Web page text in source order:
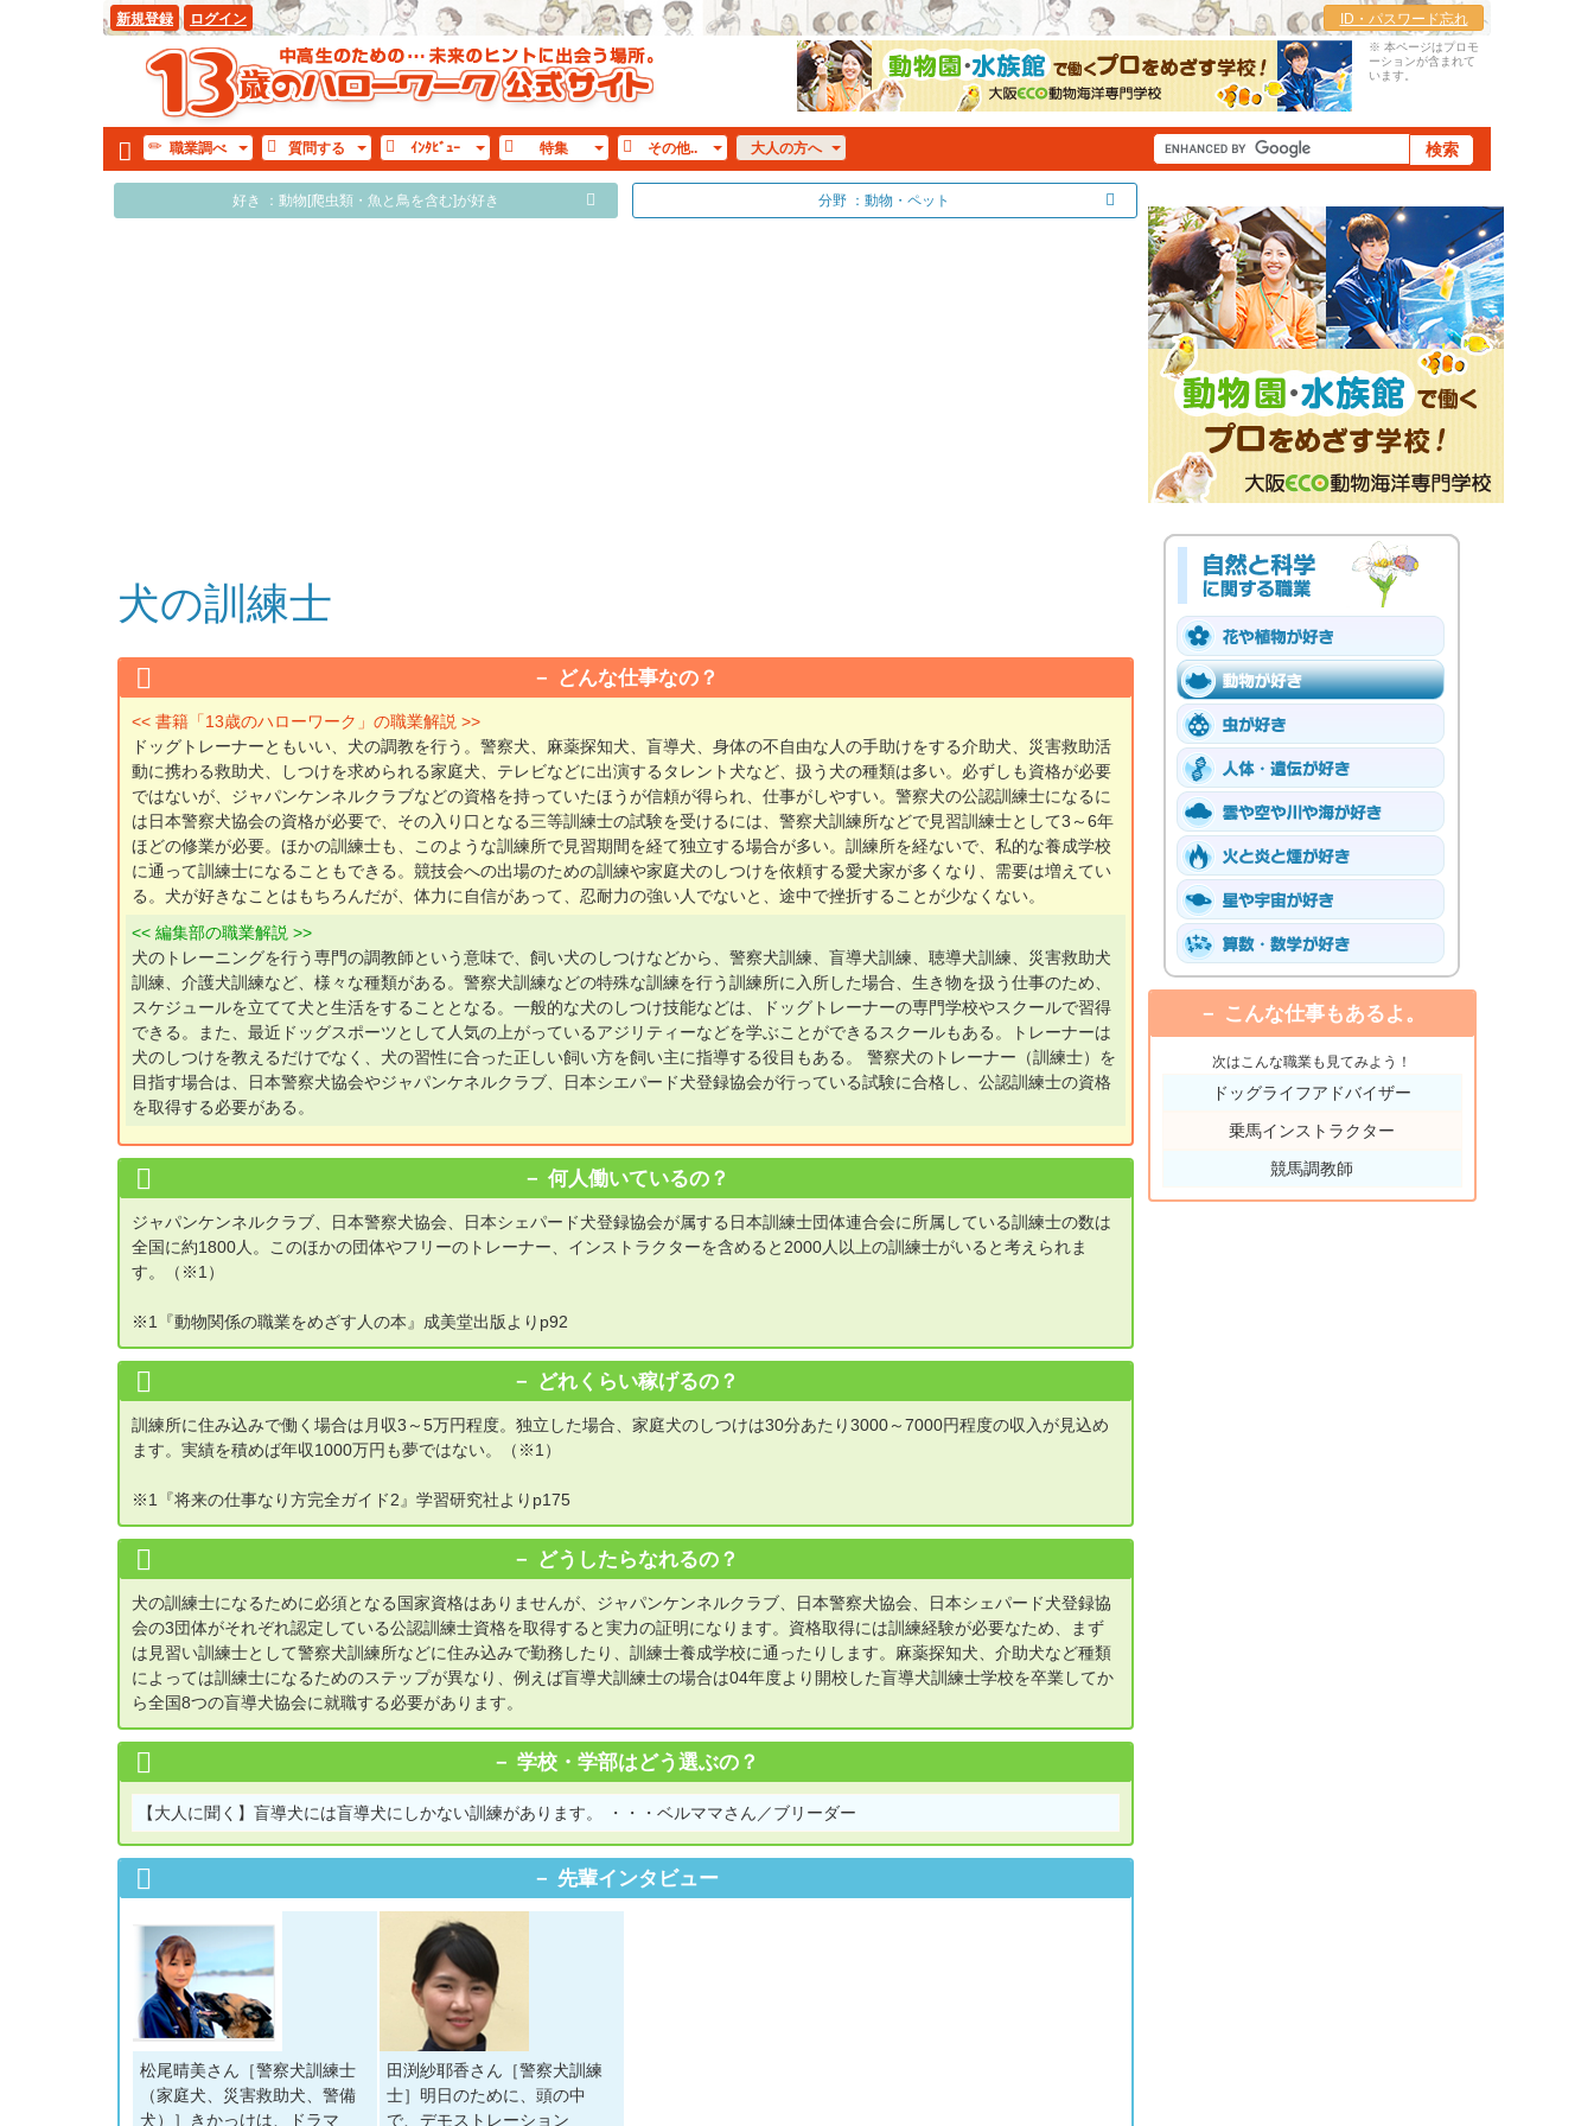
新規登録 ログイン ID・パスワード忘れ
※ 本ページはプロモ
ーションが含まれて
います。
職業調べ 質問する ｲﾝﾀﾋﾞｭｰ 特集 その他.. 大人の方へ
好き ：動物[爬虫類・魚と鳥を含む]が好き 分野 ：動物・ペット
犬の訓練士
どんな仕事なの？
<< 書籍「13歳のハローワーク」の職業解説 >>
ドッグトレーナーともいい、犬の調教を行う。警察犬、麻薬探知犬、盲導犬、身体の不自由な人の手助けをする介助犬、災害救助活
動に携わる救助犬、しつけを求められる家庭犬、テレビなどに出演するタレント犬など、扱う犬の種類は多い。必ずしも資格が必要
ではないが、ジャパンケンネルクラブなどの資格を持っていたほうが信頼が得られ、仕事がしやすい。警察犬の公認訓練士になるに
は日本警察犬協会の資格が必要で、その入り口となる三等訓練士の試験を受けるには、警察犬訓練所などで見習訓練士として3～6年
ほどの修業が必要。ほかの訓練士も、このような訓練所で見習期間を経て独立する場合が多い。訓練所を経ないで、私的な養成学校
に通って訓練士になることもできる。競技会への出場のための訓練や家庭犬のしつけを依頼する愛犬家が多くなり、需要は増えてい
る。犬が好きなことはもちろんだが、体力に自信があって、忍耐力の強い人でないと、途中で挫折することが少なくない。
<< 編集部の職業解説 >>
犬のトレーニングを行う専門の調教師という意味で、飼い犬のしつけなどから、警察犬訓練、盲導犬訓練、聴導犬訓練、災害救助犬
訓練、介護犬訓練など、様々な種類がある。警察犬訓練などの特殊な訓練を行う訓練所に入所した場合、生き物を扱う仕事のため、
スケジュールを立てて犬と生活をすることとなる。一般的な犬のしつけ技能などは、ドッグトレーナーの専門学校やスクールで習得
できる。また、最近ドッグスポーツとして人気の上がっているアジリティーなどを学ぶことができるスクールもある。トレーナーは
犬のしつけを教えるだけでなく、犬の習性に合った正しい飼い方を飼い主に指導する役目もある。 警察犬のトレーナー（訓練士）を
目指す場合は、日本警察犬協会やジャパンケネルクラブ、日本シエパード犬登録協会が行っている試験に合格し、公認訓練士の資格
を取得する必要がある。
何人働いているの？
ジャパンケンネルクラブ、日本警察犬協会、日本シェパード犬登録協会が属する日本訓練士団体連合会に所属している訓練士の数は
全国に約1800人。このほかの団体やフリーのトレーナー、インストラクターを含めると2000人以上の訓練士がいると考えられま
す。（※1）
※1『動物関係の職業をめざす人の本』成美堂出版よりp92
どれくらい稼げるの？
訓練所に住み込みで働く場合は月収3～5万円程度。独立した場合、家庭犬のしつけは30分あたり3000～7000円程度の収入が見込め
ます。実績を積めば年収1000万円も夢ではない。（※1）
※1『将来の仕事なり方完全ガイド2』学習研究社よりp175
どうしたらなれるの？
犬の訓練士になるために必須となる国家資格はありませんが、ジャパンケンネルクラブ、日本警察犬協会、日本シェパード犬登録協
会の3団体がそれぞれ認定している公認訓練士資格を取得すると実力の証明になります。資格取得には訓練経験が必要なため、まず
は見習い訓練士として警察犬訓練所などに住み込みで勤務したり、訓練士養成学校に通ったりします。麻薬探知犬、介助犬など種類
によっては訓練士になるためのステップが異なり、例えば盲導犬訓練士の場合は04年度より開校した盲導犬訓練士学校を卒業してか
ら全国8つの盲導犬協会に就職する必要があります。
学校・学部はどう選ぶの？
【大人に聞く】 盲導犬には盲導犬にしかない訓練があります。 ・・・ベルママさん／ブリーダー
先輩インタビュー
松尾晴美さん［警察犬訓練士
（家庭犬、災害救助犬、警備
犬）］きかっけは、ドラマ
田渕紗耶香さん［警察犬訓練
士］明日のために、頭の中
で、デモストレーション
こんな仕事もあるよ。
次はこんな職業も見てみよう！
ドッグライフアドバイザー
乗馬インストラクター
競馬調教師